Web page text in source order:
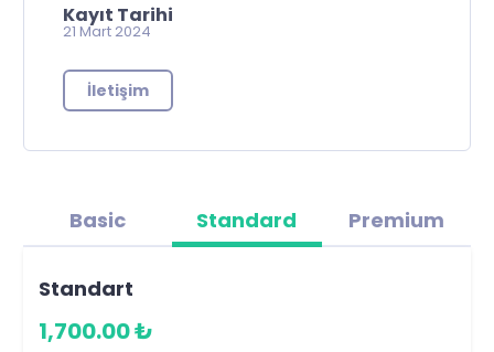
Kayıt Tarihi
21 Mart 2024
İletişim
Basic Standard Premium
Standart
1,700.00 ₺